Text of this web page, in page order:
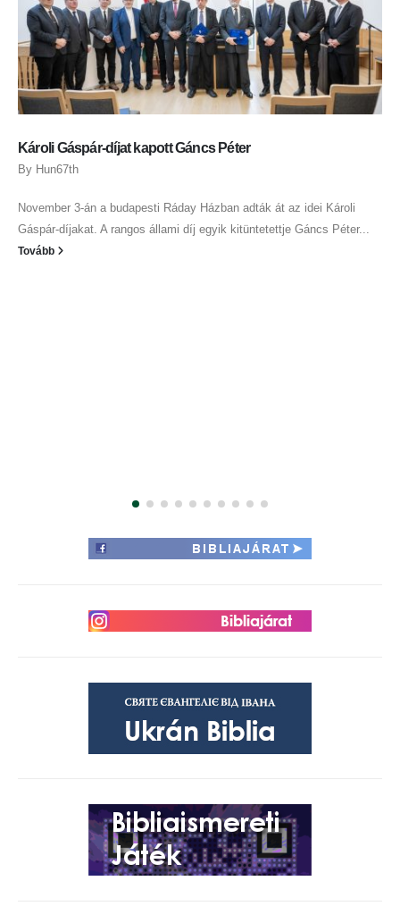
Kire mondaná Jézus ma, hogy olyan, mint az irgalmas samaritánus?
Aki aprót dob egy hajléktalannak az aluljáróban? Aki menekülteket
segít?...
Tovább